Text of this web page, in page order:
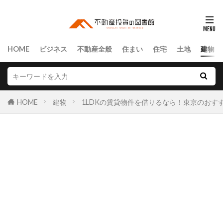
HOME ビジネス 不動産全般 住まい 住宅 土地 建物
HOME 建物 1LDKの賃貸物件を借りるなら！東京のおす